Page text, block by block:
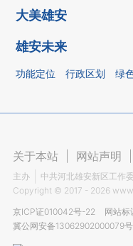
大美雄安
雄安未来
功能定位 行政区划 绿
关于本站 网站声明
主办
中共河北雄安新区工作
Copyright © 2017 - 2026
京ICP证010042号-22
网站标
冀公网安备13062902000079号